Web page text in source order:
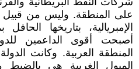
على المنطقة. وليس من قبيل
الإمبريالية، بتاريخها الحافل
أصبحت أقوى الداعمين
المنطقة العربية. وكانت
الميول الغربية هي بالضبط